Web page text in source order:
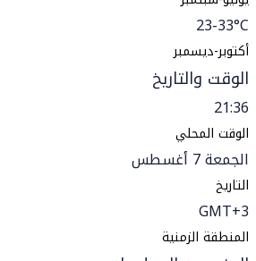
23-33°C
أكتوبر-ديسمبر
الوقت والتاريخ
21:36
الوقت المحلي
الجمعة 7 أغسطس
التاريخ
GMT+3
المنطقة الزمنية